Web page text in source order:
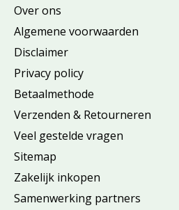
Over ons
Algemene voorwaarden
Disclaimer
Privacy policy
Betaalmethode
Verzenden & Retourneren
Veel gestelde vragen
Sitemap
Zakelijk inkopen
Samenwerking partners